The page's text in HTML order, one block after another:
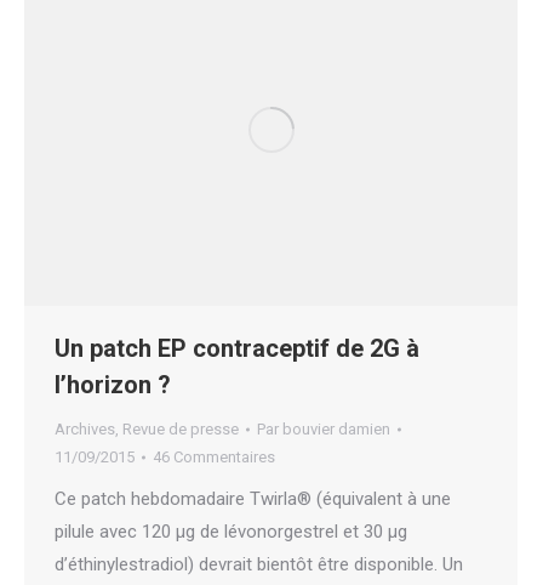
Un patch EP contraceptif de 2G à
l’horizon ?
Archives, Revue de presse Par bouvier damien
11/09/2015
46 Commentaires
Ce patch hebdomadaire Twirla® (équivalent à une
pilule avec 120 μg de lévonorgestrel et 30 μg
d’éthinylestradiol) devrait bientôt être disponible. Un